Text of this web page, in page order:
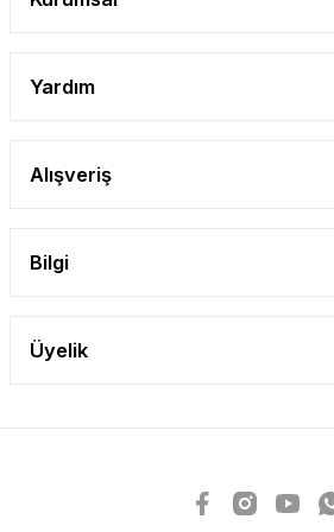
Yardım
Alışveriş
Bilgi
Üyelik